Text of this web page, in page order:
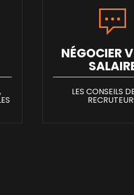
NÉGOCIER
LES CONSEILS